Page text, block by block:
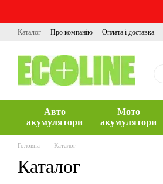
Каталог Про компанію Оплата і доставка
Авто
акумулятори
Мото
акумулятори
Головна Каталог
Каталог